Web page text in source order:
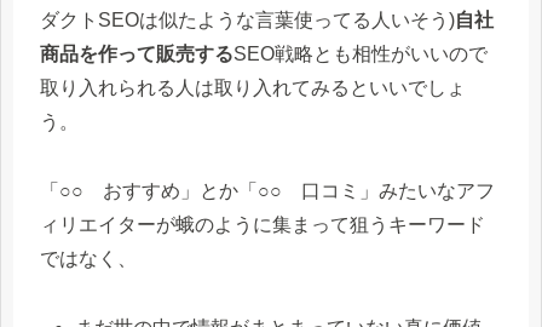
ダクトSEOは似たような言葉使ってる人いそう)自社
商品を作って販売するSEO戦略とも相性がいいので
取り入れられる人は取り入れてみるといいでしょ
う。
「○○ おすすめ」とか「○○ 口コミ」みたいなアフ
ィリエイターが蛾のように集まって狙うキーワード
ではなく、